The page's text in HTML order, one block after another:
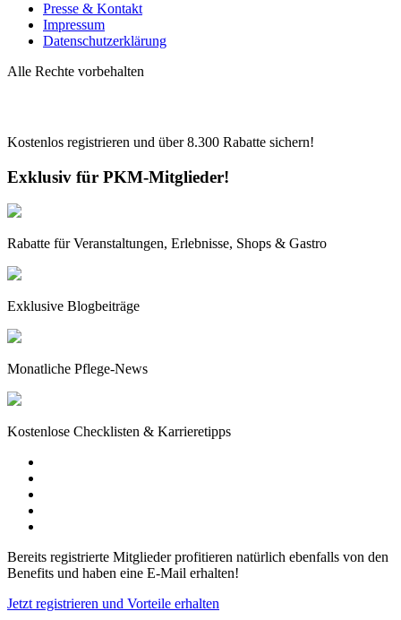
Presse & Kontakt
Impressum
Datenschutzerklärung
Alle Rechte vorbehalten
Kostenlos registrieren und über8.300 Rabatte sichern!
Exklusiv für PKM-Mitglieder!
Rabatte für Veranstaltungen, Erlebnisse, Shops & Gastro
Exklusive Blogbeiträge
Monatliche Pflege-News
Kostenlose Checklisten & Karrieretipps
Bereits registrierte Mitglieder profitieren natürlich ebenfalls von den
Benefits und haben eine E-Mail erhalten!
Jetzt registrieren und Vorteile erhalten